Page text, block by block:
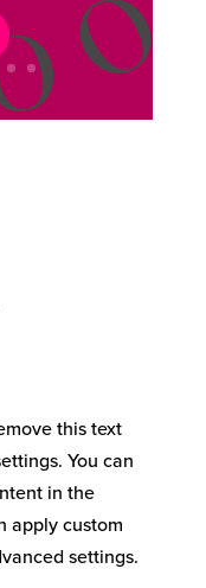
this text
You can
in the
apply custom
settings.